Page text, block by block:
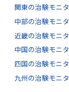
関東の治験モニ
中部の治験モニ
近畿の治験モニ
中国の治験モニ
四国の治験モニ
九州の治験モニ